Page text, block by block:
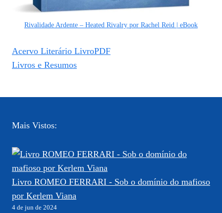
Rivalidade Ardente – Heated Rivalry por Rachel Reid | eBook
Acervo Literário LivroPDF
Livros e Resumos
Mais Vistos:
Livro ROMEO FERRARI - Sob o domínio do mafioso
por Kerlem Viana
4 de jun de 2024